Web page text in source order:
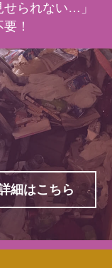
せられない…」
！
細はこちら